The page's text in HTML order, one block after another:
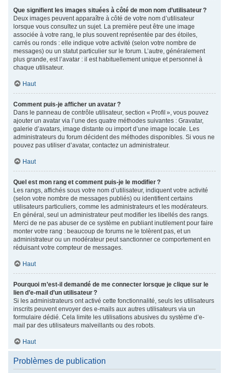
Que signifient les images situées à côté de mon nom d’utilisateur ?
Deux images peuvent apparaître à côté de votre nom d’utilisateur
lorsque vous consultez un sujet. La première peut être une image
associée à votre rang, le plus souvent représentée par des étoiles,
carrés ou ronds : elle indique votre activité (selon votre nombre de
messages) ou un statut particulier sur le forum. L’autre, généralement
plus grande, est l’avatar : il est habituellement unique et personnel à
chaque utilisateur.
Haut
Comment puis-je afficher un avatar ?
Dans le panneau de contrôle utilisateur, section « Profil », vous pouvez
ajouter un avatar via l’une des quatre méthodes suivantes : Gravatar,
galerie d’avatars, image distante ou import d’une image locale. Les
administrateurs du forum décident des méthodes disponibles. Si vous ne
pouvez pas utiliser d’avatar, contactez un administrateur.
Haut
Quel est mon rang et comment puis-je le modifier ?
Les rangs, affichés sous votre nom d’utilisateur, indiquent votre activité
(selon votre nombre de messages publiés) ou identifient certains
utilisateurs particuliers, comme les administrateurs et les modérateurs.
En général, seul un administrateur peut modifier les libellés des rangs.
Merci de ne pas abuser de ce système en publiant inutilement pour faire
monter votre rang : beaucoup de forums ne le tolèrent pas, et un
administrateur ou un modérateur peut sanctionner ce comportement en
réduisant votre compteur de messages.
Haut
Pourquoi m’est-il demandé de me connecter lorsque je clique sur le
lien d’e-mail d’un utilisateur ?
Si les administrateurs ont activé cette fonctionnalité, seuls les utilisateurs
inscrits peuvent envoyer des e-mails aux autres utilisateurs via un
formulaire dédié. Cela limite les utilisations abusives du système d’e-
mail par des utilisateurs malveillants ou des robots.
Haut
Problèmes de publication